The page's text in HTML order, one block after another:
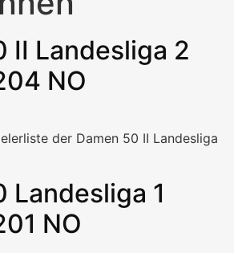
II Landesliga 2
NO
der Damen 50 II Landesliga
Landesliga 1
NO